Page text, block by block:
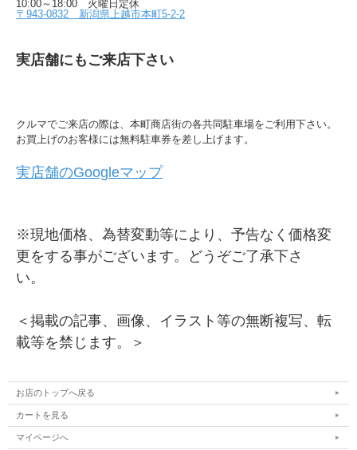
10:00～18:00 火曜日定休
〒943-0832 新潟県上越市本町5-2-2
実店舗にもご来店下さい
クルマでご来店の際は、本町商店街の各共同駐車場をご利用下さい。
お買上げのお客様には無料駐車券を差し上げます。
実店舗のGoogleマップ
※現地価格、為替変動等により、予告なく価格変
更をする事がございます。どうぞご了承下さ
い。
＜掲載の記事、画像、イラスト等の無断複写、転
載等を禁じます。＞
お店のトップへ戻る
カートを見る
マイページへ